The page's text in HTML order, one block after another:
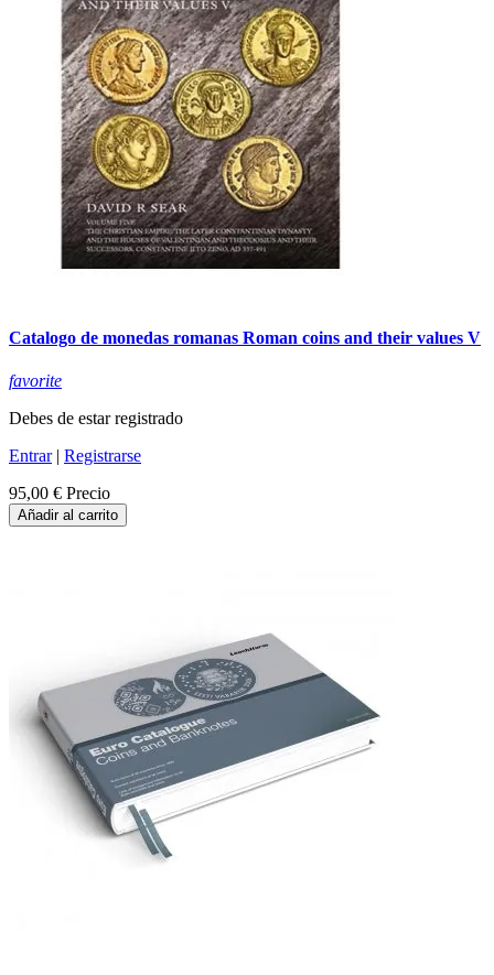
Catalogo de monedas romanas Roman coins and their values V
favorite
Debes de estar registrado
Entrar| Registrarse
95,00 € Precio
Añadir al carrito